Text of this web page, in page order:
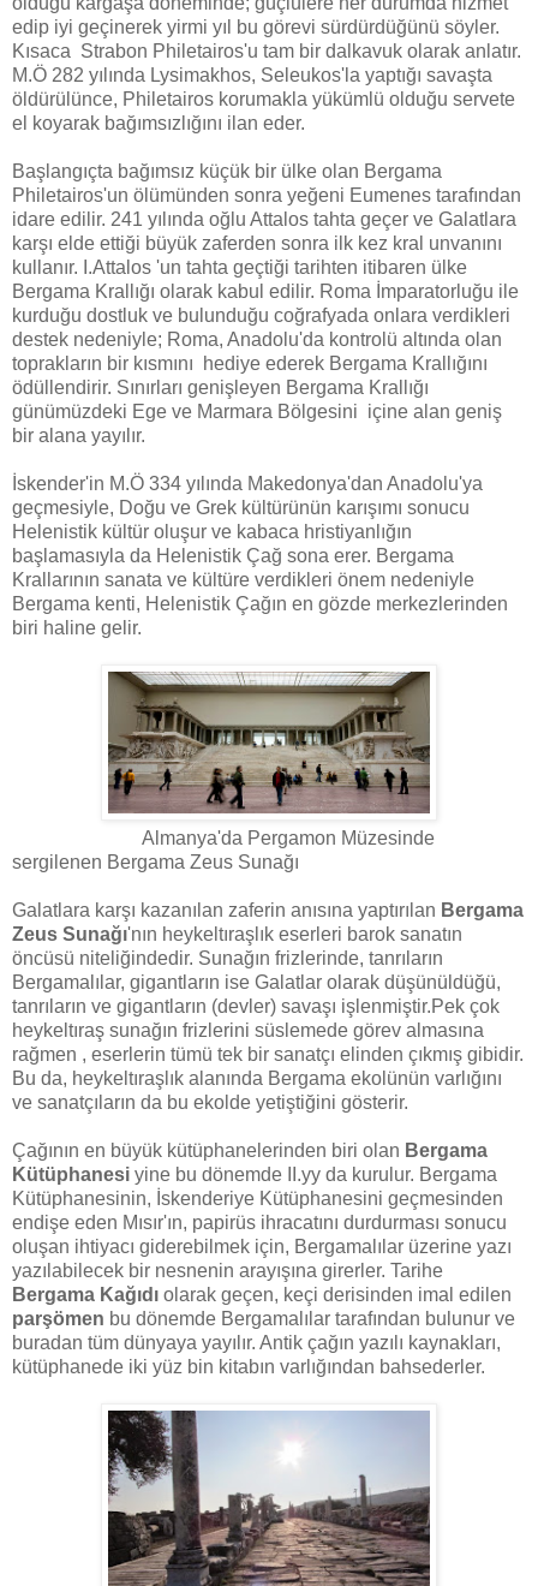
edip iyi geçinerek yirmi yıl bu görevi sürdürdüğünü söyler.
Kısaca Strabon Philetairos'u tam bir dalkavuk olarak anlatır.
M.Ö 282 yılında Lysimakhos, Seleukos'la yaptığı savaşta
öldürülünce, Philetairos korumakla yükümlü olduğu servete
el koyarak bağımsızlığını ilan eder.
Başlangıçta bağımsız küçük bir ülke olan Bergama
Philetairos'un ölümünden sonra yeğeni Eumenes tarafından
idare edilir. 241 yılında oğlu Attalos tahta geçer ve Galatlara
karşı elde ettiği büyük zaferden sonra ilk kez kral unvanını
kullanır. I.Attalos 'un tahta geçtiği tarihten itibaren ülke
Bergama Krallığı olarak kabul edilir. Roma İmparatorluğu ile
kurduğu dostluk ve bulunduğu coğrafyada onlara verdikleri
destek nedeniyle; Roma, Anadolu'da kontrolü altında olan
toprakların bir kısmını hediye ederek Bergama Krallığını
ödüllendirir. Sınırları genişleyen Bergama Krallığı
günümüzdeki Ege ve Marmara Bölgesini içine alan geniş
bir alana yayılır.
İskender'in M.Ö 334 yılında Makedonya'dan Anadolu'ya
geçmesiyle, Doğu ve Grek kültürünün karışımı sonucu
Helenistik kültür oluşur ve kabaca hristiyanlığın
başlamasıyla da Helenistik Çağ sona erer. Bergama
Krallarının sanata ve kültüre verdikleri önem nedeniyle
Bergama kenti, Helenistik Çağın en gözde merkezlerinden
biri haline gelir.
Almanya'da Pergamon Müzesinde
sergilenen Bergama Zeus Sunağı
Galatlara karşı kazanılan zaferin anısına yaptırılan Bergama
Zeus Sunağı'nın heykeltıraşlık eserleri barok sanatın
öncüsü niteliğindedir. Sunağın frizlerinde, tanrıların
Bergamalılar, gigantların ise Galatlar olarak düşünüldüğü,
tanrıların ve gigantların (devler) savaşı işlenmiştir.Pek çok
heykeltıraş sunağın frizlerini süslemede görev almasına
rağmen , eserlerin tümü tek bir sanatçı elinden çıkmış gibidir.
Bu da, heykeltıraşlık alanında Bergama ekolünün varlığını
ve sanatçıların da bu ekolde yetiştiğini gösterir.
Çağının en büyük kütüphanelerinden biri olan Bergama
Kütüphanesi yine bu dönemde II.yy da kurulur. Bergama
Kütüphanesinin, İskenderiye Kütüphanesini geçmesinden
endişe eden Mısır'ın, papirüs ihracatını durdurması sonucu
oluşan ihtiyacı giderebilmek için, Bergamalılar üzerine yazı
yazılabilecek bir nesnenin arayışına girerler. Tarihe
Bergama Kağıdı olarak geçen, keçi derisinden imal edilen
parşömen bu dönemde Bergamalılar tarafından bulunur ve
buradan tüm dünyaya yayılır. Antik çağın yazılı kaynakları,
kütüphanede iki yüz bin kitabın varlığından bahsederler.